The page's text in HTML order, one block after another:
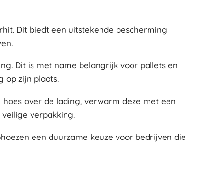
Dit biedt een uitstekende bescherming
Dit is met name belangrijk voor pallets en
op zijn plaats.
over de lading, verwarm deze met een
verpakking.
een duurzame keuze voor bedrijven die